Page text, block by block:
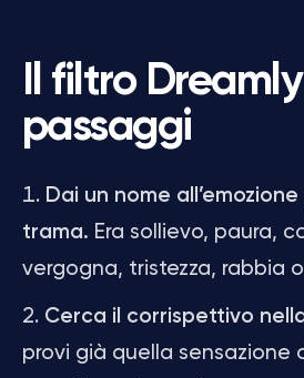
Il filtro
passaggi
Dai un nome
trama. Era sollievo, paura,
vergogna, tristezza, rabbia
Cerca il corrispettivo
provi già quella sensazione